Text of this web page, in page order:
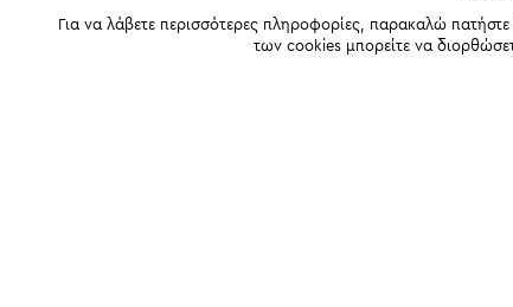
Για να λάβετε περισσότερες πληροφορίες, παρακαλώ
των cookies μπορείτε να